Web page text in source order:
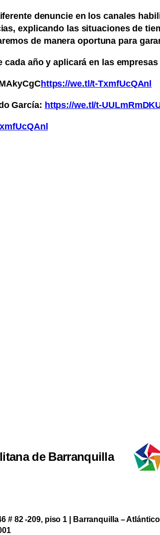
denuncie en los canales
explicando las situaciones de
de manera oportuna para
año y aplicará en las
https://we.tl/t-TxmfUcQAnl
García: https://we.tl/t-
de Barranquilla
# 82 -209, piso 1 | Barranquilla – Atlántico